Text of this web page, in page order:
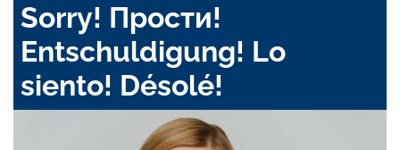
Sorry! Прости!
Entschuldigung! Lo
siento! Désolé!